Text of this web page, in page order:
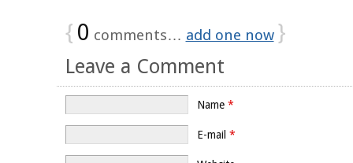
{ 0 comments… add one now }
Leave a Comment
Name*
E-mail*